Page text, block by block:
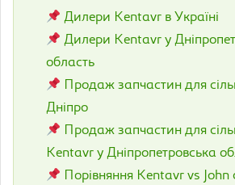
Дилери Kentavr в Україні
Дилери Kentavr у
область
Продаж запчастин для
Дніпро
Продаж запчастин для
Kentavr у Дніпропетровська
Порівняння Kentavr vs John